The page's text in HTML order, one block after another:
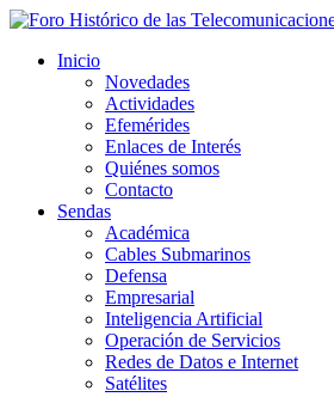
Inicio
Novedades
Actividades
Efemérides
Enlaces de Interés
Quiénes somos
Contacto
Sendas
Académica
Cables Submarinos
Defensa
Empresarial
Inteligencia Artificial
Operación de Servicios
Redes de Datos e Internet
Satélites